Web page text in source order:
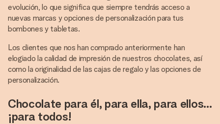
evolución, lo que significa que siempre tendrás acceso a
nuevas marcas y opciones de personalización para tus
bombones y tabletas.
Los clientes que nos han comprado anteriormente han
elogiado la calidad de impresión de nuestros chocolates, así
como la originalidad de las cajas de regalo y las opciones de
personalización.
Chocolate para él, para ella, para ellos...
¡para todos!